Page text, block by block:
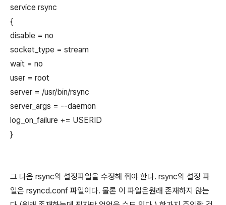
service rsync
{
disable = no
socket_type = stream
wait = no
user = root
server = /usr/bin/rsync
server_args = --daemon
log_on_failure += USERID
}
그 다음 rsync의 설정파일을 수정해 줘야 한다. rsync의 설정 파
일은 rsyncd.conf 파일이다. 물론 이 파일은원래 존재하지 않는